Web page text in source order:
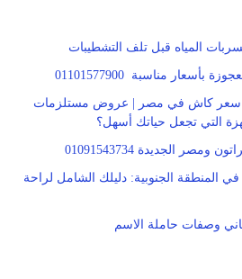
المياه قبل تلف التشطيبات
مناسبة 01101577900
سعر كاش في مصر | عروض مستلزمات
التي تجعل حياتك أسهل؟
الجديدة 01091543734
المنطقة الجنوبية: دليلك الشامل لراحة
وصفات حاملة الاسم